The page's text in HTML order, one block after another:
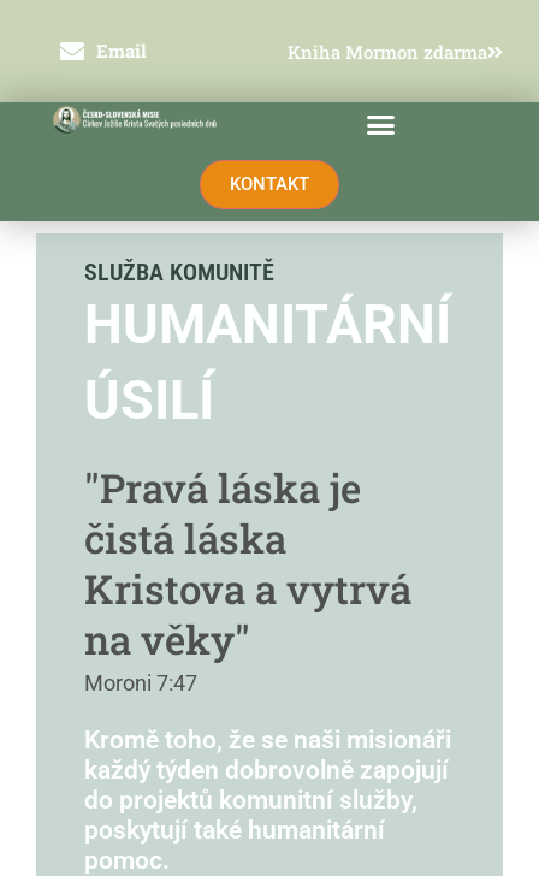
Email Kniha Mormon zdarma
KONTAKT
SLUŽBA KOMUNITĚ
HUMANITÁRNÍ
ÚSILÍ
"Pravá láska je
čistá láska
Kristova a vytrvá
na věky"
Moroni 7:47
Kromě toho, že se naši misionáři
každý týden dobrovolně zapojují
do projektů komunitní služby,
poskytují také humanitární
pomoc.